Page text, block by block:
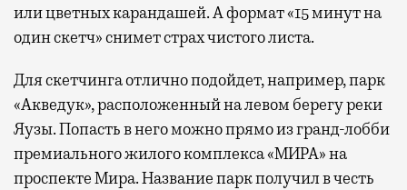
или цветных карандашей. А формат «15 минут на
один скетч» снимет страх чистого листа.
Для скетчинга отлично подойдет, например, парк
«Акведук», расположенный на левом берегу реки
Яузы. Попасть в него можно прямо из гранд-лобби
премиального жилого комплекса «МИРА» на
проспекте Мира. Название парк получил в честь